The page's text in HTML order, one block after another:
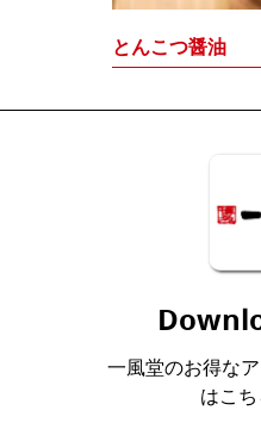
とんこつ醤油
一風堂のお得な
はこち